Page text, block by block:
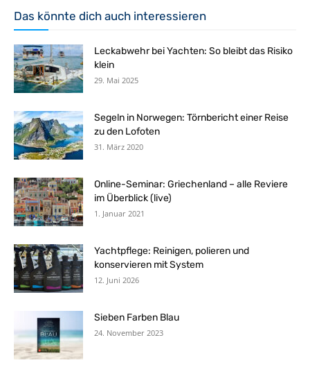
Das könnte dich auch interessieren
Leckabwehr bei Yachten: So bleibt das Risiko
klein
29. Mai 2025
Segeln in Norwegen: Törnbericht einer Reise
zu den Lofoten
31. März 2020
Online-Seminar: Griechenland – alle Reviere
im Überblick (live)
1. Januar 2021
Yachtpflege: Reinigen, polieren und
konservieren mit System
12. Juni 2026
Sieben Farben Blau
24. November 2023